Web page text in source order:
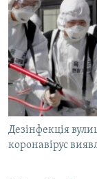
ВСЕ ЗА ДЕНЬ
СПЕЦПРОЕКТИ
ДЕПОРТАЦІЯ
ВІДЕОУРОКИ
СВІДЧЕННЯ
УКРАЇНСЬКА
ЯК ОБІЙТИ
Русский
Qırımtatar
Дезінфекція
коронавірус